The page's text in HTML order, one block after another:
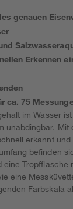
genauen
Erkennen
ca. 75
im Wasser
unabdingbar. Mit
erkannt
befinden
eine Tropfflasche
eine
Farbskala